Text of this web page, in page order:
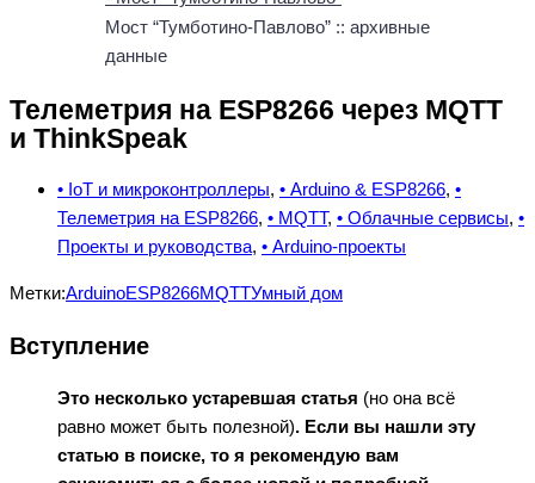
Мост “Тумботино-Павлово” :: архивные
данные
Телеметрия на ESP8266 через MQTT
и ThinkSpeak
• IoT и микроконтроллеры, • Arduino & ESP8266, •
Телеметрия на ESP8266, • MQTT, • Облачные сервисы, •
Проекты и руководства, • Arduino-проекты
Метки:ArduinoESP8266MQTTУмный дом
Вступление
Это несколько устаревшая статья (но она всё
равно может быть полезной). Если вы нашли эту
статью в поиске, то я рекомендую вам